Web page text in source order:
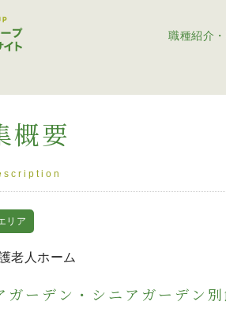
職種紹介
概要
リア
老人ホーム
ガーデン・シニアガーデン